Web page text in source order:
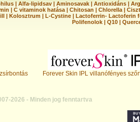
|Alfa-lipidsav |Aminosavak |Antioxidáns |
| C vitaminok hatása | Chitosan | Chlorella |
| Kolosztrum | L-Cystine | Lactoferrin- Lactoferin
Polifenolok |Q10 |
Forever Skin IPL villanófényes
2026 - Minden jog fenntartva